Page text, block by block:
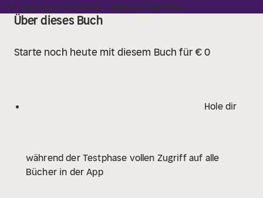
14 Tage lang kostenlos · Jederzeit kündbar
Über dieses Buch
Starte noch heute mit diesem Buch für € 0
Hole dir
während der Testphase vollen Zugriff auf alle
Bücher in der App